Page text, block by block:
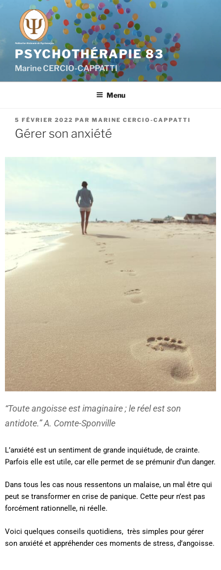
PSYCHOTHÉRAPIE 83
Marine CERCIO-CAPPATTI
Menu
5 FÉVRIER 2022 PAR MARINE CERCIO-CAPPATTI
Gérer son anxiété
“Toute angoisse est imaginaire ; le réel est son
antidote.” A. Comte-Sponville
L’anxiété est un sentiment de grande inquiétude, de crainte.
Parfois elle est utile, car elle permet de se prémunir d’un danger.
Dans tous les cas nous ressentons un malaise, un mal être qui
peut se transformer en crise de panique. Cette peur n’est pas
forcément rationnelle, ni réelle.
Voici quelques conseils quotidiens, très simples pour gérer
son anxiété et appréhender ces moments de stress, d’angoisse.